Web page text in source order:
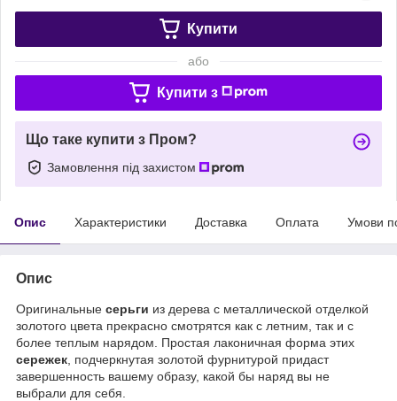
Купити
або
Купити з
Що таке купити з Пром?
Замовлення під захистом
Опис Характеристики Доставка Оплата Умови
Опис
Оригинальные серьги из дерева с металлической отделкой
золотого цвета прекрасно смотрятся как с летним, так и с
более теплым нарядом. Простая лаконичная форма этих
сережек , подчеркнутая золотой фурнитурой придаст
завершенность вашему образу, какой бы наряд вы не
выбрали для себя.